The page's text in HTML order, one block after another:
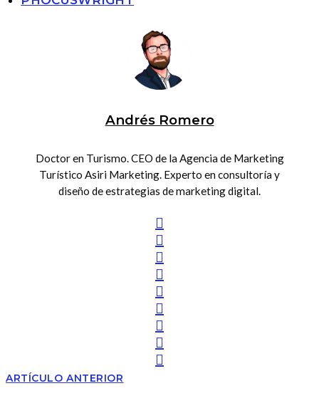
Andrés Romero
Doctor en Turismo. CEO de la Agencia de Marketing
Turístico Asiri Marketing. Experto en consultoría y
diseño de estrategias de marketing digital.
ARTÍCULO ANTERIOR